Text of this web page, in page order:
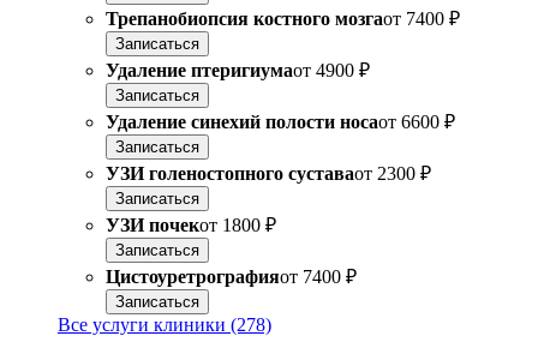
Трепанобиопсия костного мозгаот 7400 ₽
Записаться
Удаление птеригиумаот 4900 ₽
Записаться
Удаление синехий полости носаот 6600 ₽
Записаться
УЗИ голеностопного суставаот 2300 ₽
Записаться
УЗИ почекот 1800 ₽
Записаться
Цистоуретрографияот 7400 ₽
Записаться
Все услуги клиники (278)